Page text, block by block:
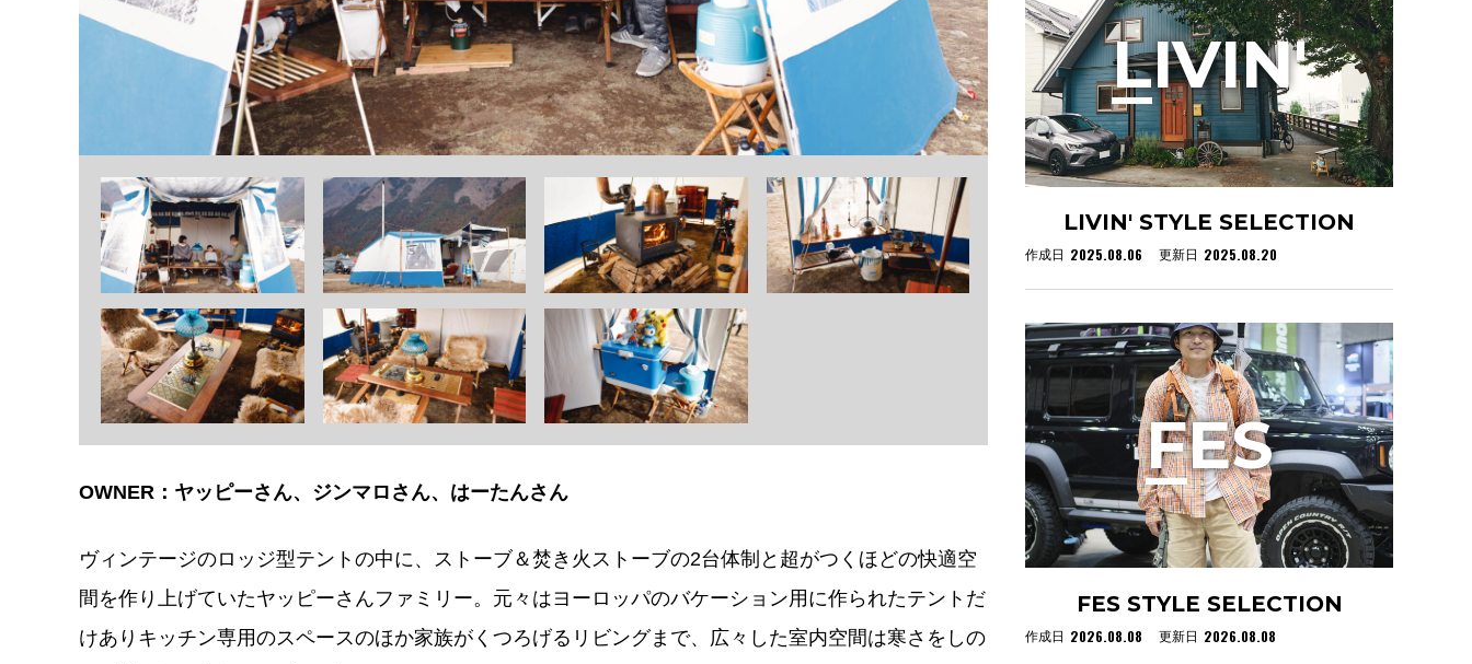
OWNER：ヤッピーさん、ジンマロさん、はーたんさん
ヴィンテージのロッジ型テントの中に、ストーブ＆焚き火ストーブの2台体制と超がつくほどの快適空
間を作り上げていたヤッピーさんファミリー。元々はヨーロッパのバケーション用に作られたテントだ
けありキッチン専用のスペースのほか家族がくつろげるリビングまで、広々した室内空間は寒さをしの
LIVIN' STYLE SELECTION
作成日 2025.08.06 更新日 2025.08.20
LIVIN'
FES STYLE SELECTION
作成日 2026.08.08 更新日 2026.08.08
FES